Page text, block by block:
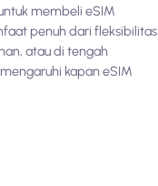
membeli eSIM
penuh dari fleksibilitas
atau di tengah
kapan eSIM